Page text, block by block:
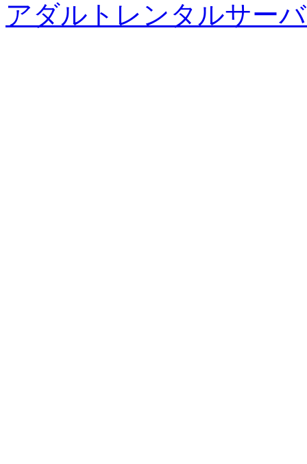
アダルトレンタルサー